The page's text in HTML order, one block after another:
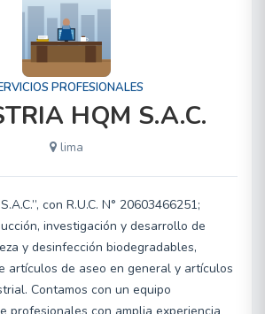
PROFESIONALES
HQM S.A.C.
lima
con R.U.C. N° 20603466251;
investigación y desarrollo de
y desinfección biodegradables,
artículos de aseo en general y artículos
Contamos con un equipo